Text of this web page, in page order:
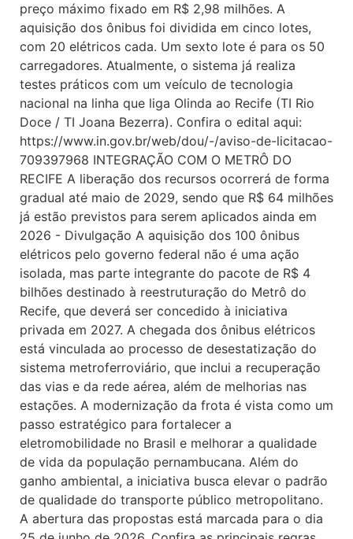
preço máximo fixado em R$ 2,98 milhões. A
aquisição dos ônibus foi dividida em cinco lotes,
com 20 elétricos cada. Um sexto lote é para os 50
carregadores. Atualmente, o sistema já realiza
testes práticos com um veículo de tecnologia
nacional na linha que liga Olinda ao Recife (TI Rio
Doce / TI Joana Bezerra). Confira o edital aqui:
https://www.in.gov.br/web/dou/-/aviso-de-licitacao-
709397968 INTEGRAÇÃO COM O METRÔ DO
RECIFE A liberação dos recursos ocorrerá de forma
gradual até maio de 2029, sendo que R$ 64 milhões
já estão previstos para serem aplicados ainda em
2026 - Divulgação A aquisição dos 100 ônibus
elétricos pelo governo federal não é uma ação
isolada, mas parte integrante do pacote de R$ 4
bilhões destinado à reestruturação do Metrô do
Recife, que deverá ser concedido à iniciativa
privada em 2027. A chegada dos ônibus elétricos
está vinculada ao processo de desestatização do
sistema metroferroviário, que inclui a recuperação
das vias e da rede aérea, além de melhorias nas
estações. A modernização da frota é vista como um
passo estratégico para fortalecer a
eletromobilidade no Brasil e melhorar a qualidade
de vida da população pernambucana. Além do
ganho ambiental, a iniciativa busca elevar o padrão
de qualidade do transporte público metropolitano.
A abertura das propostas está marcada para o dia